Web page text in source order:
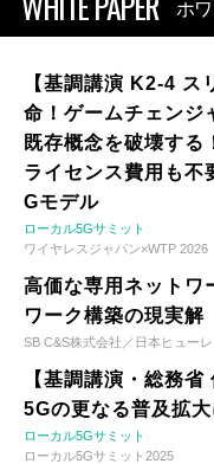
ホ
【基調講演 K2-4 ス
命！ゲームチェンジ
既存概念を破壊する
ライセンス費用も
Gモデル
ローカル5Gサミット
ワイヤレスジャパン×WTP 2026
高価な専用ネットワ
ワーク構築の現実解
SB C&S株式会社／日本ヒュー
【基調講演・総務
5Gの更なる普及拡
ローカル5Gサミット
ローカル5Gサミット2025